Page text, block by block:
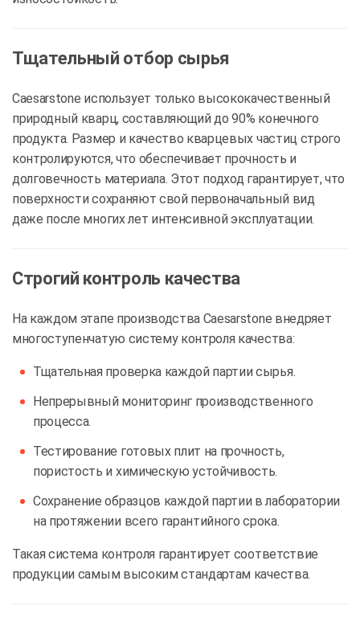
Тщательный отбор сырья
Caesarstone использует только высококачественный
природный кварц, составляющий до 90% конечного
продукта. Размер и качество кварцевых частиц строго
контролируются, что обеспечивает прочность и
долговечность материала. Этот подход гарантирует, что
поверхности сохраняют свой первоначальный вид
даже после многих лет интенсивной эксплуатации.
Строгий контроль качества
На каждом этапе производства Caesarstone внедряет
многоступенчатую систему контроля качества:
Тщательная проверка каждой партии сырья.
Непрерывный мониторинг производственного
процесса.
Тестирование готовых плит на прочность,
пористость и химическую устойчивость.
Сохранение образцов каждой партии в лаборатории
на протяжении всего гарантийного срока.
Такая система контроля гарантирует соответствие
продукции самым высоким стандартам качества.